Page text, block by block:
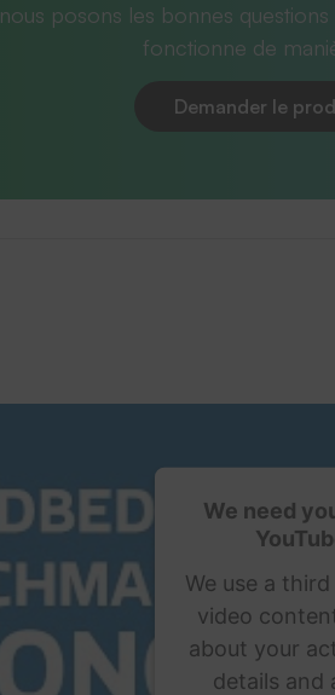
nous posons les bonnes
fonctionne de
Demander le
We need
We use a
video
about your
details and